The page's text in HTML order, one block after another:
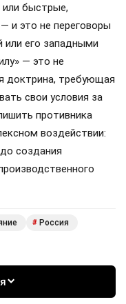
или быстрые,
и это не переговоры
или его западными
— это не
доктрина, требующая
свои условия за
противника
воздействии:
создания
# Россия